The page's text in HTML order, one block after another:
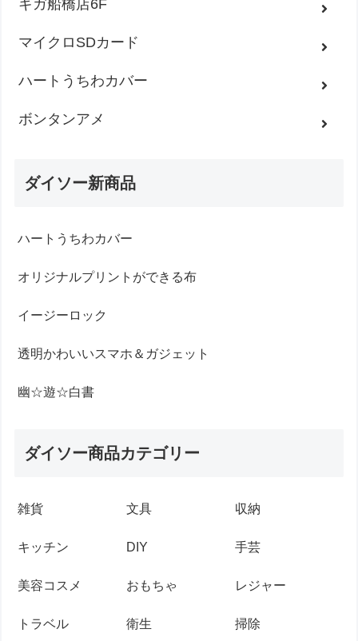
ギガ船橋店6F
マイクロSDカード
ハートうちわカバー
ボンタンアメ
ダイソー新商品
ハートうちわカバー
オリジナルプリントができる布
イージーロック
透明かわいいスマホ＆ガジェット
幽☆遊☆白書
ダイソー商品カテゴリー
雑貨 文具 収納
キッチン DIY 手芸
美容コスメ おもちゃ レジャー
トラベル 衛生 掃除